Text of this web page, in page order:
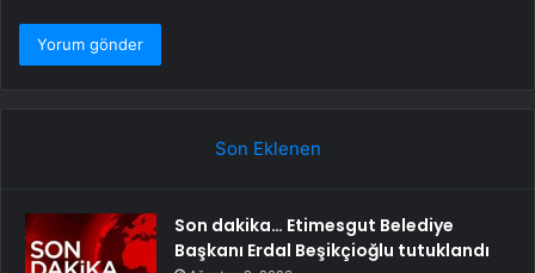
Son Eklenen
Son dakika… Etimesgut Belediye
Başkanı Erdal Beşikçioğlu tutuklandı